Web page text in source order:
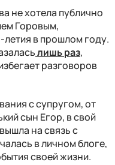
не хотела публично
Горовым,
летия в прошлом году.
лишь раз,
разговоров
с супругом, от
сын Егор, в свой
на связь с
в личном блоге,
своей жизни.